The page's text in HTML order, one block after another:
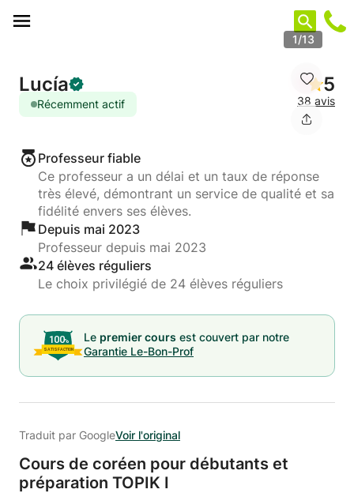
1/13
Lucía
Récemment actif
5
38 avis
Professeur fiable
Ce professeur a un délai et un taux de réponse
très élevé, démontrant un service de qualité et sa
fidélité envers ses élèves.
Depuis mai 2023
Professeur depuis mai 2023
24 élèves réguliers
Le choix privilégié de 24 élèves réguliers
Le premier cours est couvert par notre
Garantie Le-Bon-Prof
Traduit par GoogleVoir l'original
Cours de coréen pour débutants et
préparation TOPIK I